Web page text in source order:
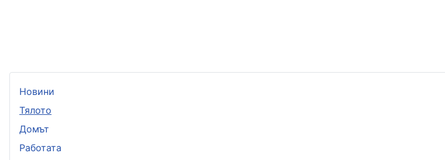
Новини
Тялото
Домът
Работата